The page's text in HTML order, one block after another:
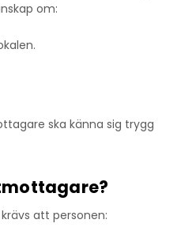
om:
ska känna sig trygg
att personen: